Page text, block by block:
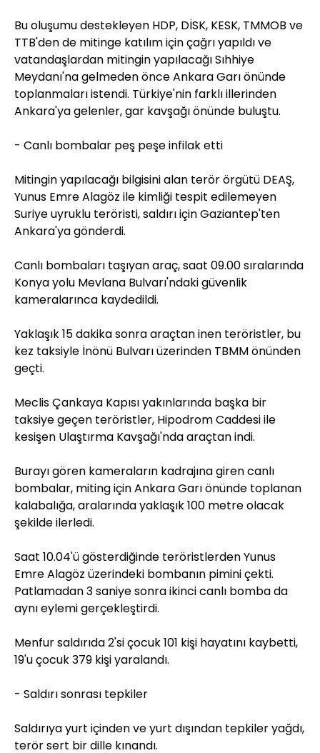
Bu oluşumu destekleyen HDP, DİSK, KESK, TMMOB ve
TTB'den de mitinge katılım için çağrı yapıldı ve
vatandaşlardan mitingin yapılacağı Sıhhiye
Meydanı'na gelmeden önce Ankara Garı önünde
toplanmaları istendi. Türkiye'nin farklı illerinden
Ankara'ya gelenler, gar kavşağı önünde buluştu.
- Canlı bombalar peş peşe infilak etti
Mitingin yapılacağı bilgisini alan terör örgütü DEAŞ,
Yunus Emre Alagöz ile kimliği tespit edilemeyen
Suriye uyruklu teröristi, saldırı için Gaziantep'ten
Ankara'ya gönderdi.
Canlı bombaları taşıyan araç, saat 09.00 sıralarında
Konya yolu Mevlana Bulvarı'ndaki güvenlik
kameralarınca kaydedildi.
Yaklaşık 15 dakika sonra araçtan inen teröristler, bu
kez taksiyle İnönü Bulvarı üzerinden TBMM önünden
geçti.
Meclis Çankaya Kapısı yakınlarında başka bir
taksiye geçen teröristler, Hipodrom Caddesi ile
kesişen Ulaştırma Kavşağı'nda araçtan indi.
Burayı gören kameraların kadrajına giren canlı
bombalar, miting için Ankara Garı önünde toplanan
kalabalığa, aralarında yaklaşık 100 metre olacak
şekilde ilerledi.
Saat 10.04'ü gösterdiğinde teröristlerden Yunus
Emre Alagöz üzerindeki bombanın pimini çekti.
Patlamadan 3 saniye sonra ikinci canlı bomba da
aynı eylemi gerçekleştirdi.
Menfur saldırıda 2'si çocuk 101 kişi hayatını kaybetti,
19'u çocuk 379 kişi yaralandı.
- Saldırı sonrası tepkiler
Saldırıya yurt içinden ve yurt dışından tepkiler yağdı,
terör sert bir dille kınandı.